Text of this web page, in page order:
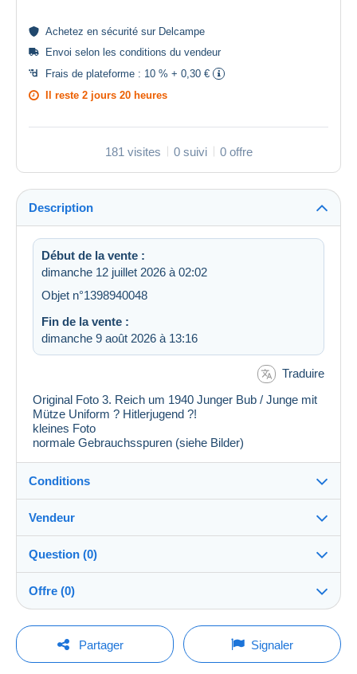
Achetez en sécurité sur Delcampe
Envoi selon les conditions du vendeur
Frais de plateforme : 10 % + 0,30 €
Il reste 2 jours 20 heures
181 visites 0 suivi 0 offre
Description
Début de la vente :
dimanche 12 juillet 2026 à 02:02
Objet n°1398940048
Fin de la vente :
dimanche 9 août 2026 à 13:16
Traduire
Original Foto 3. Reich um 1940 Junger Bub / Junge mit
Mütze Uniform ? Hitlerjugend ?!
kleines Foto
normale Gebrauchsspuren (siehe Bilder)
Conditions
Destination :
Voir la liste des pays
Remise en main propre :
Oui
Envoi après paiement
Frais :
Vendeur
pf_sammler100%(6755x)
PRO
Boutique
Nom :
Question (0)
Pour poser une question, vous devez ouvrir
une session.
Offre (0)
La vente sera prolongée d'une minute si une offre est
posée moins d'une minute avant son échéance.
Partager Signaler